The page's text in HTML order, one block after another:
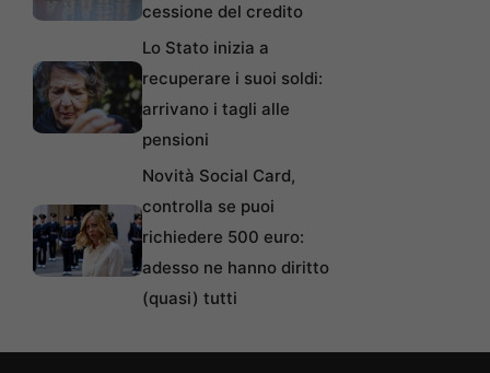
cessione del credito
Lo Stato inizia a
recuperare i suoi soldi:
arrivano i tagli alle
pensioni
Novità Social Card,
controlla se puoi
richiedere 500 euro:
adesso ne hanno diritto
(quasi) tutti